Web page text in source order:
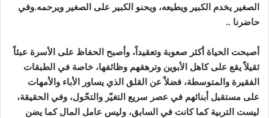
الصغير يخدم الكبير ويطيعه، ويحنو الكبير على الصغير ويرحمه.وفي
حاضرنا ..
أصبحت الحياة أكثر صعوبة وتعقيداً، وأصبح الحفاظ على الأسرة عبئاً
ثقيلاً يقع على كاهل الأبوين وترهقهم وظائفها، خاصة في الطبقات
الفقيرة والمتوسطة، فضلاً عن القلق الذي يساور الأباء والأمهات
على مستقبل أبنائهم في عصر سريع التغيّر والتحّول، وفي الحقيقة،
ليست التربية كما كانت في السابق، وليس عامل المال كما يضن